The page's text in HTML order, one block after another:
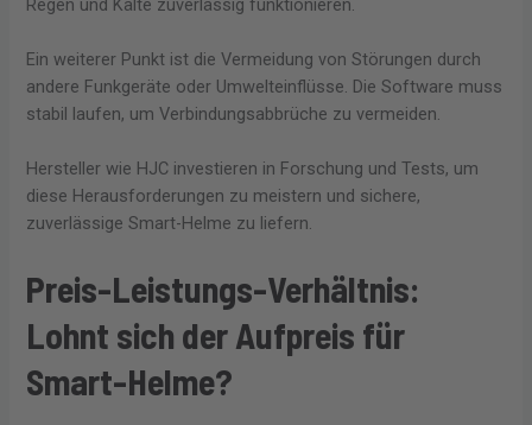
Regen und Kälte zuverlässig funktionieren.
Ein weiterer Punkt ist die Vermeidung von Störungen durch
andere Funkgeräte oder Umwelteinflüsse. Die Software muss
stabil laufen, um Verbindungsabbrüche zu vermeiden.
Hersteller wie HJC investieren in Forschung und Tests, um
diese Herausforderungen zu meistern und sichere,
zuverlässige Smart-Helme zu liefern.
Preis-Leistungs-Verhältnis:
Lohnt sich der Aufpreis für
Smart-Helme?